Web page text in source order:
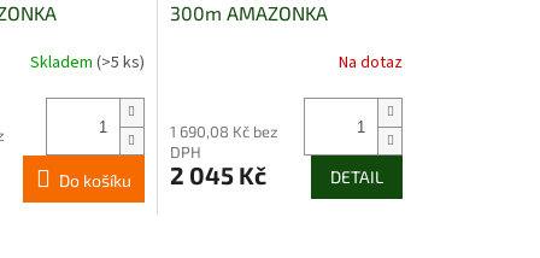
Skladem (>5 ks)
Do košíku
300m AMAZONKA
Na dotaz
1 690,08 Kč bez
DPH
2 045 Kč DETAIL